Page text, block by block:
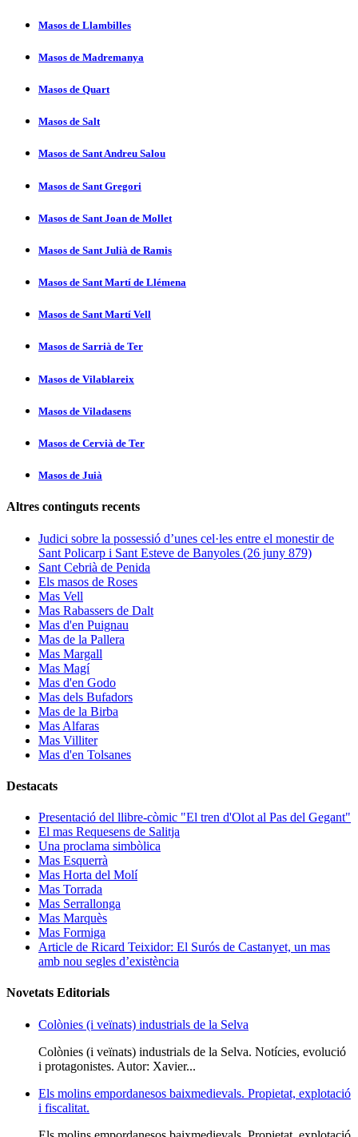
Masos de Llambilles
Masos de Madremanya
Masos de Quart
Masos de Salt
Masos de Sant Andreu Salou
Masos de Sant Gregori
Masos de Sant Joan de Mollet
Masos de Sant Julià de Ramis
Masos de Sant Martí­ de Llémena
Masos de Sant Martí­ Vell
Masos de Sarrià de Ter
Masos de Vilablareix
Masos de Viladasens
Masos de Cervià de Ter
Masos de Juià
Altres continguts recents
Judici sobre la possessió d’unes cel·les entre el monestir de
Sant Policarp i Sant Esteve de Banyoles (26 juny 879)
Sant Cebrià de Penida
Els masos de Roses
Mas Vell
Mas Rabassers de Dalt
Mas d'en Puignau
Mas de la Pallera
Mas Margall
Mas Magí
Mas d'en Godo
Mas dels Bufadors
Mas de la Birba
Mas Alfaras
Mas Villiter
Mas d'en Tolsanes
Destacats
Presentació del llibre-còmic "El tren d'Olot al Pas del Gegant"
El mas Requesens de Salitja
Una proclama simbòlica
Mas Esquerrà
Mas Horta del Molí
Mas Torrada
Mas Serrallonga
Mas Marquès
Mas Formiga
Article de Ricard Teixidor: El Surós de Castanyet, un mas
amb nou segles d’existència
Novetats Editorials
Colònies (i veïnats) industrials de la Selva
Colònies (i veïnats) industrials de la Selva. Notícies, evolució
i protagonistes. Autor: Xavier...
Els molins empordanesos baixmedievals. Propietat, explotació
i fiscalitat.